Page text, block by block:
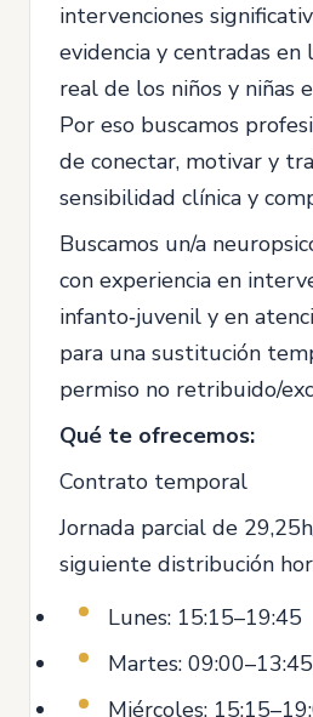
intervenciones
evidencia y centradas en
real de los niños y niñas
Por eso buscamos
de conectar, motivar y
sensibilidad clínica y
Buscamos un/a
con experiencia en
infanto‑juvenil y en
para una sustitución
permiso no retribuido/
Qué te ofrecemos:
Contrato temporal
Jornada parcial de
siguiente distribución
Lunes: 15:15–19:45
Martes:
Miércoles: